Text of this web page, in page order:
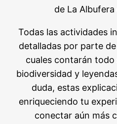
de La Albufera
Todas las actividades
detalladas por parte
cuales contarán
biodiversidad y
duda, estas
enriqueciendo tu
conectar aún más